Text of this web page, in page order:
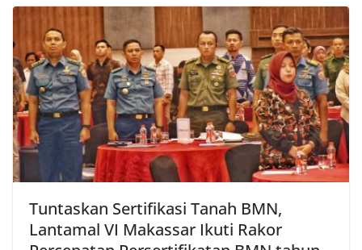
Tuntaskan Sertifikasi Tanah BMN,
Lantamal VI Makassar Ikuti Rakor